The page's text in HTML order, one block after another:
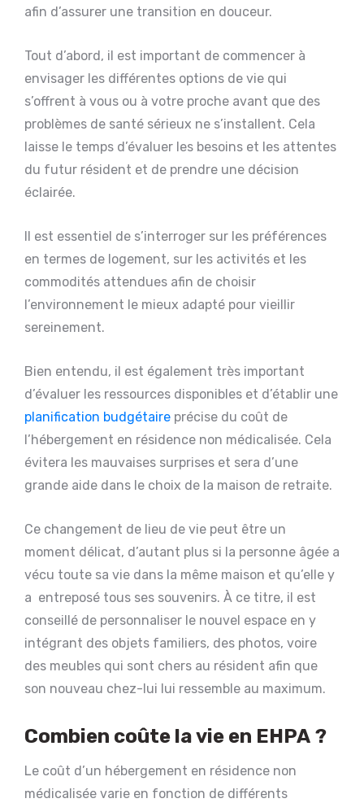
afin d’assurer une transition en douceur.
Tout d’abord, il est important de commencer à
envisager les différentes options de vie qui
s’offrent à vous ou à votre proche avant que des
problèmes de santé sérieux ne s’installent. Cela
laisse le temps d’évaluer les besoins et les attentes
du futur résident et de prendre une décision
éclairée.
Il est essentiel de s’interroger sur les préférences
en termes de logement, sur les activités et les
commodités attendues afin de choisir
l’environnement le mieux adapté pour vieillir
sereinement.
Bien entendu, il est également très important
d’évaluer les ressources disponibles et d’établir une
planification budgétaire précise du coût de
l’hébergement en résidence non médicalisée. Cela
évitera les mauvaises surprises et sera d’une
grande aide dans le choix de la maison de retraite.
Ce changement de lieu de vie peut être un
moment délicat, d’autant plus si la personne âgée a
vécu toute sa vie dans la même maison et qu’elle y
a entreposé tous ses souvenirs. À ce titre, il est
conseillé de personnaliser le nouvel espace en y
intégrant des objets familiers, des photos, voire
des meubles qui sont chers au résident afin que
son nouveau chez-lui lui ressemble au maximum.
Combien coûte la vie en EHPA ?
Le coût d’un hébergement en résidence non
médicalisée varie en fonction de différents